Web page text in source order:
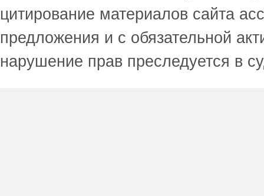
цитирование материалов сайта
предложения и с обязательной
нарушение прав преследуется в